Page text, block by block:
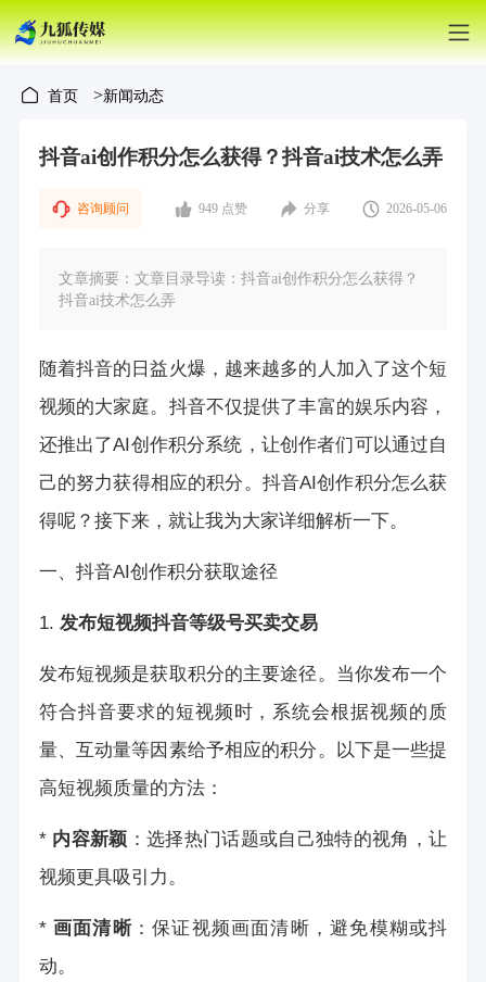
首页 >新闻动态
抖音ai创作积分怎么获得？抖音ai技术怎么弄
咨询顾问 949 点赞 分享 2026-05-06
文章摘要：文章目录导读：抖音ai创作积分怎么获得？
抖音ai技术怎么弄
随着抖音的日益火爆，越来越多的人加入了这个短
视频的大家庭。抖音不仅提供了丰富的娱乐内容，
还推出了AI创作积分系统，让创作者们可以通过自
己的努力获得相应的积分。抖音AI创作积分怎么获
得呢？接下来，就让我为大家详细解析一下。
一、抖音AI创作积分获取途径
1. 发布短视频抖音等级号买卖交易
发布短视频是获取积分的主要途径。当你发布一个
符合抖音要求的短视频时，系统会根据视频的质
量、互动量等因素给予相应的积分。以下是一些提
高短视频质量的方法：
* 内容新颖 ：选择热门话题或自己独特的视角，让
视频更具吸引力。
*画面清晰：保证视频画面清晰，避免模糊或抖
动。